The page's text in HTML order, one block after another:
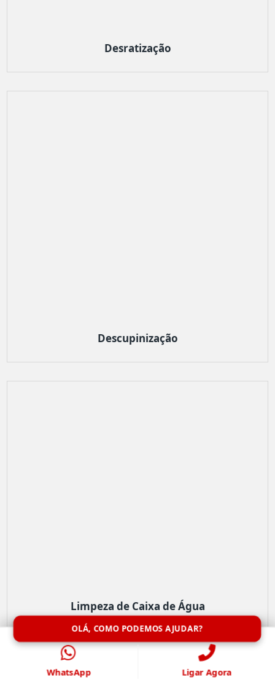
Desratização
Descupinização
Limpeza de Caixa de Água
OLÁ, COMO PODEMOS AJUDAR?
WhatsApp Ligar Agora